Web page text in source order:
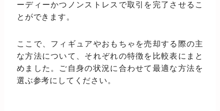
ーディーかつノンストレスで取引を完了させるこ
とができます。
ここで、フィギュアやおもちゃを売却する際の主
な方法について、それぞれの特徴を比較表にまと
めました。ご自身の状況に合わせて最適な方法を
選ぶ参考にしてください。